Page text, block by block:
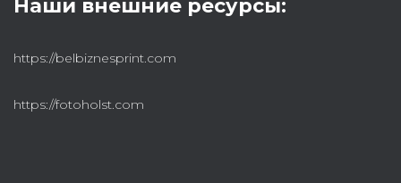
Наши внешние ресурсы:
https://belbiznesprint.com
https://fotoholst.com